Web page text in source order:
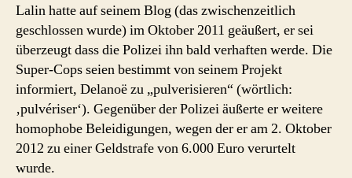
Lalin hatte auf seinem Blog (das zwischenzeitlich
geschlossen wurde) im Oktober 2011 geäußert, er sei
überzeugt dass die Polizei ihn bald verhaften werde. Die
Super-Cops seien bestimmt von seinem Projekt
informiert, Delanoë zu „pulverisieren“ (wörtlich:
‚pulvériser‘). Gegenüber der Polizei äußerte er weitere
homophobe Beleidigungen, wegen der er am 2. Oktober
2012 zu einer Geldstrafe von 6.000 Euro verurtelt
wurde.